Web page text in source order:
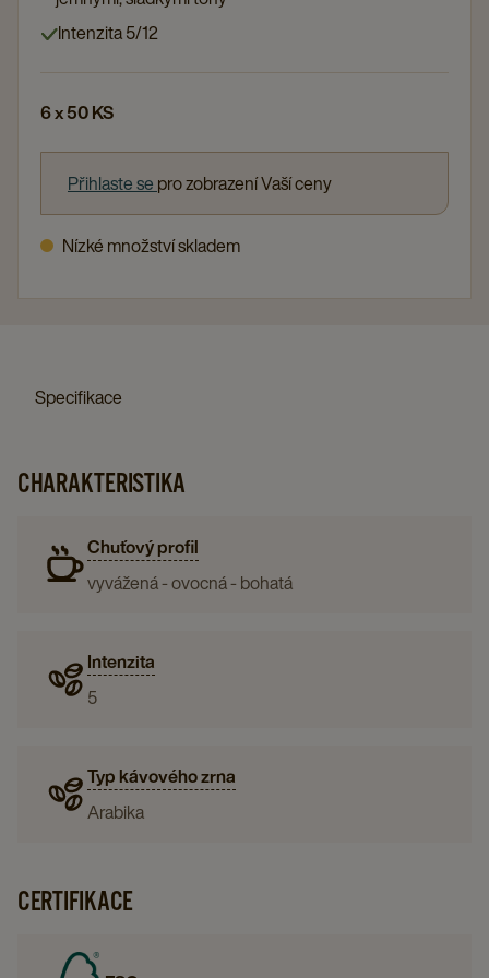
Intenzita 5/12
6 x 50 KS
Přihlaste se pro zobrazení Vaší ceny
Nízké množství skladem
Specifikace
CHARAKTERISTIKA
Chuťový profil
vyvážená - ovocná - bohatá
Intenzita
5
Typ kávového zrna
Arabika
CERTIFIKACE